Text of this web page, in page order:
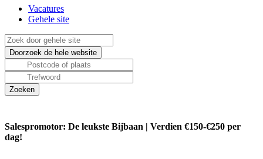
Vacatures
Gehele site
Salespromotor: De leukste Bijbaan | Verdien €150-€250 per
dag!